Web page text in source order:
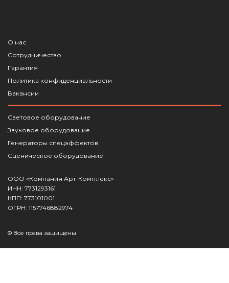
О нас
Сотрудничество
Гарантия
Политика конфиденциальности
Вакансии
Световое оборудование
Звуковое оборудование
Генераторы спецэффектов
Сценическое оборудование
ООО «Компания Арт-Комплекс»
ИНН: 7731293161
КПП: 773101001
ОГРН: 1157746882974
© Все права защищены